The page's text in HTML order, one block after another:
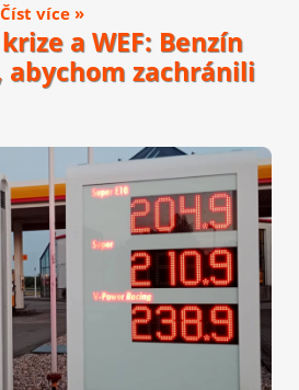
více »
a WEF: Benzín
abychom zachránili